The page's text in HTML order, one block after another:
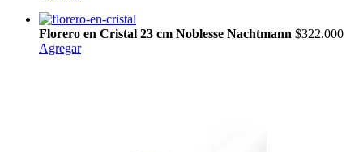
Florero en Cristal 23 cm Noblesse Nachtmann $322.000
Agregar